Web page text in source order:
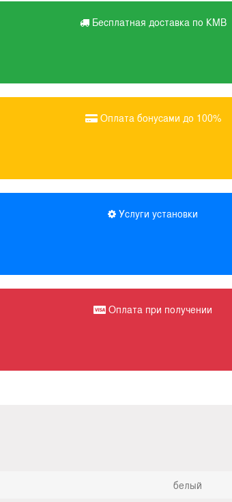
Бесплатная доставка по КМВ
Оплата бонусами до 100%
Услуги установки
Оплата при получении
белый